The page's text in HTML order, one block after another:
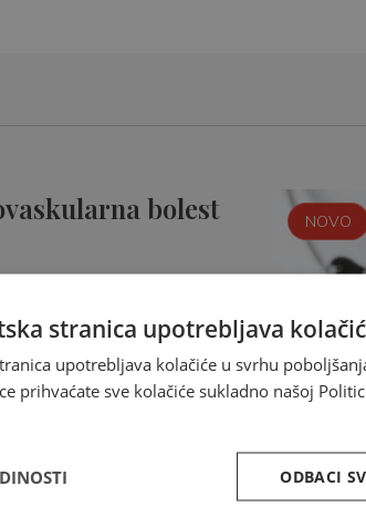
bolest NOVO
stranica upotrebljava
upotrebljava kolačiće u svrhu
prihvaćate sve kolačiće sukladno našoj
ODBACI